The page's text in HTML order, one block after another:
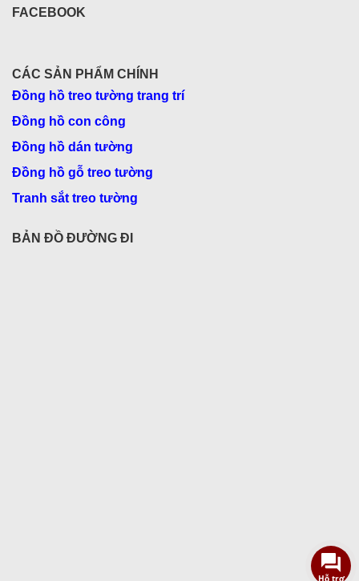
FACEBOOK
CÁC SẢN PHẨM CHÍNH
Đồng hồ treo tường trang trí
Đồng hồ con công
Đồng hồ dán tường
Đồng hồ gỗ treo tường
Tranh sắt treo tường
BẢN ĐỒ ĐƯỜNG ĐI